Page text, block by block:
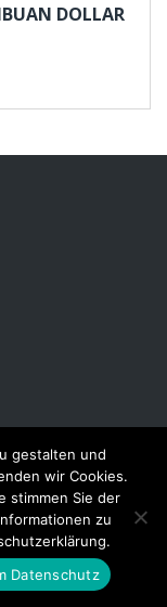
DOLLAR
|Impressum
gestalten und
wir Cookies.
stimmen Sie der
zu
Datenschutz